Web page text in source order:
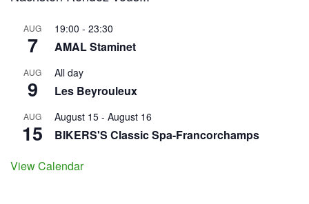
AUG
7
19:00 - 23:30
AMAL Staminet
AUG
9
All day
Les Beyrouleux
AUG
15
August 15 - August 16
BIKERS'S Classic Spa-Francorchamps
View Calendar